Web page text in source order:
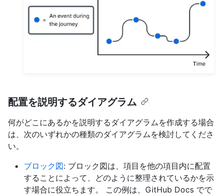
配置を説明するダイアグラム
何がどこにあるかを説明するダイアグラムを作成する場合
は、次のいずれかの種類のダイアグラムを検討してくださ
い。
ブロック図: ブロック図は、項目を他の項目内に配置
することによって、どのように整理されているかを示
す場合に役立ちます。 この例は、GitHub Docs でで